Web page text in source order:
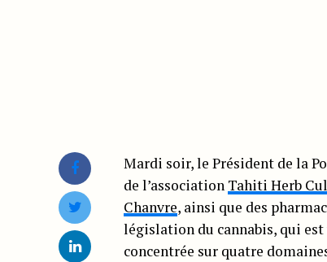
Mardi soir, le Président de la
de l’association Tahiti Herb
Chanvre, ainsi que des
législation du cannabis, qui est
concentrée sur quatre